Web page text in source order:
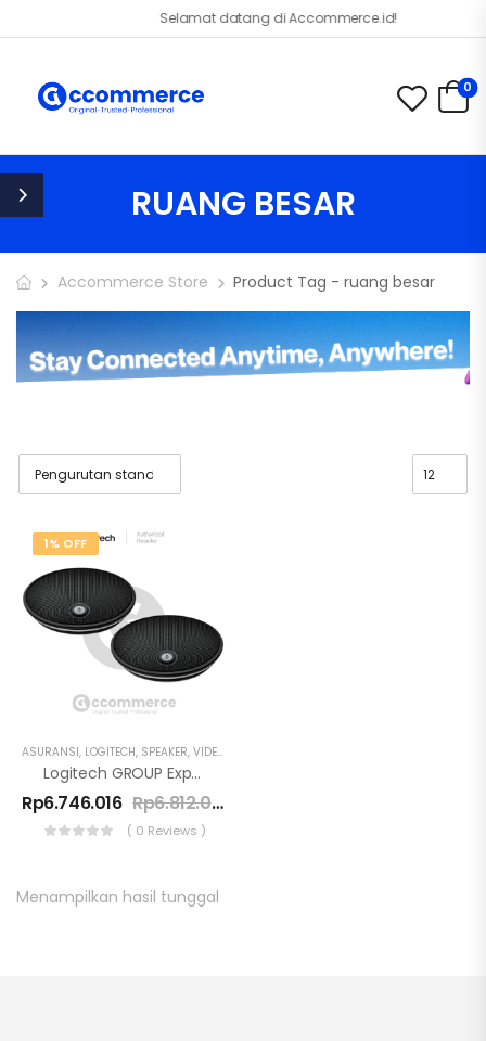
Selamat datang di Accommerce.id!
0
RUANG BESAR
Accommerce Store Product Tag - ruang besar
1% OFF
ASURANSI, LOGITECH, SPEAKER, VIDEO CONFERENCE
Logitech GROUP Expansion Microphones Extension Mic
Rp6.746.016 Rp6.812.016
( 0 Reviews )
Menampilkan hasil tunggal